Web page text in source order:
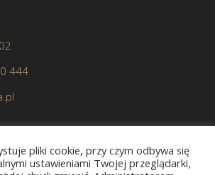
444
pliki cookie, przy czym odbywa się
ustawieniami Twojej przeglądarki,